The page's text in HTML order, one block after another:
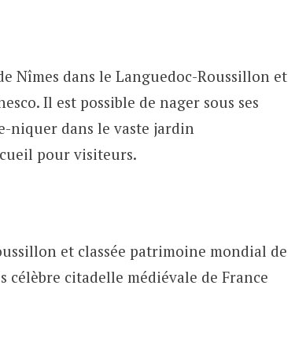
Nîmes dans le Languedoc-Roussillon et
Il est possible de nager sous ses
niquer dans le vaste jardin
pour visiteurs.
et classée patrimoine mondial de
célèbre citadelle médiévale de France